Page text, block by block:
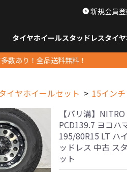
新規会員
タイヤホイールスタッドレスタイ
数あり！全品送料無料！
イヤホイールセット 15インチ
【バリ溝】
PCD139.7 ヨコハ
195/80R15 LT ハ
ッドレス 中古 ス
ット